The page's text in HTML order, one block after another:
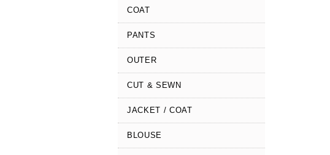
COAT
PANTS
OUTER
CUT & SEWN
JACKET / COAT
BLOUSE